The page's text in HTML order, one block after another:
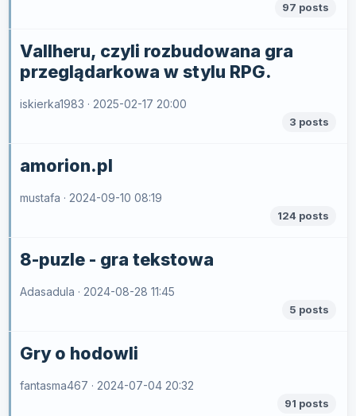
97 posts
Vallheru, czyli rozbudowana gra
przeglądarkowa w stylu RPG.
iskierka1983 · 2025-02-17 20:00
3 posts
amorion.pl
mustafa · 2024-09-10 08:19
124 posts
8-puzle - gra tekstowa
Adasadula · 2024-08-28 11:45
5 posts
Gry o hodowli
fantasma467 · 2024-07-04 20:32
91 posts